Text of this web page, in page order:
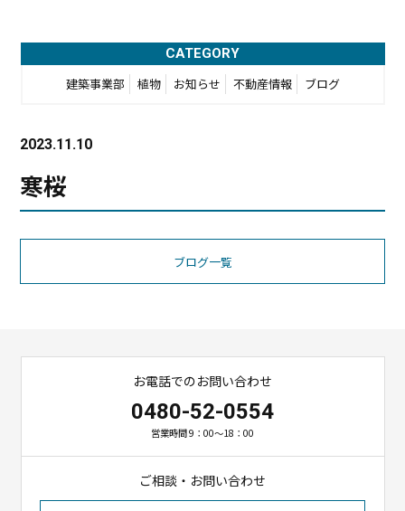
CATEGORY
建築事業部 植物 お知らせ 不動産情報 ブログ
2023.11.10
寒桜
ブログ一覧
お電話でのお問い合わせ
0480-52-0554
営業時間 9：00～18：00
ご相談・お問い合わせ